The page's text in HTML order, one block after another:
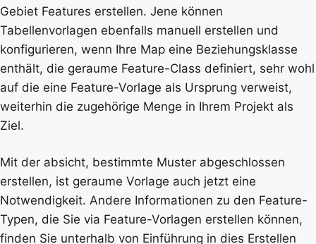
Gebiet Features erstellen. Jene können
Tabellenvorlagen ebenfalls manuell erstellen und
konfigurieren, wenn Ihre Map eine Beziehungsklasse
enthält, die geraume Feature-Class definiert, sehr wohl
auf die eine Feature-Vorlage als Ursprung verweist,
weiterhin die zugehörige Menge in Ihrem Projekt als
Ziel.
Mit der absicht, bestimmte Muster abgeschlossen
erstellen, ist geraume Vorlage auch jetzt eine
Notwendigkeit. Andere Informationen zu den Feature-
Typen, die Sie via Feature-Vorlagen erstellen können,
finden Sie unterhalb von Einführung in dies Erstellen